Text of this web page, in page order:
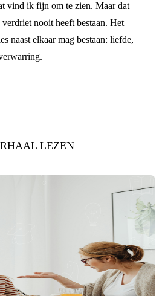
vind ik fijn om te zien. Maar dat
nooit heeft bestaan. Het
naast elkaar mag bestaan: liefde,
LEZEN